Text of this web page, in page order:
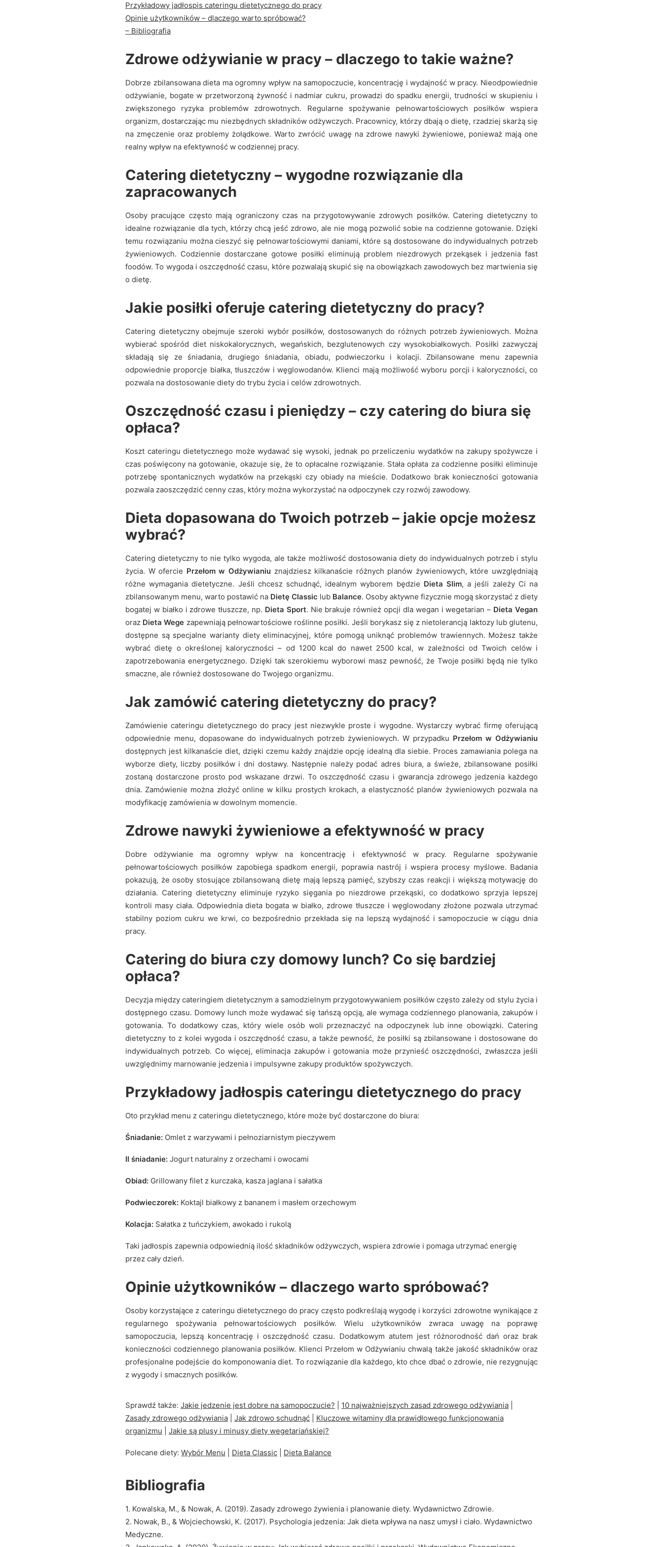
Przykładowy jadłospis cateringu dietetycznego do pracy
Opinie użytkowników – dlaczego warto spróbować?
– Bibliografia
Zdrowe odżywianie w pracy – dlaczego to takie ważne?
Dobrze zbilansowana dieta ma ogromny wpływ na samopoczucie, koncentrację i wydajność w pracy. Nieodpowiednie
odżywianie, bogate w przetworzoną żywność i nadmiar cukru, prowadzi do spadku energii, trudności w skupieniu i
zwiększonego ryzyka problemów zdrowotnych. Regularne spożywanie pełnowartościowych posiłków wspiera
organizm, dostarczając mu niezbędnych składników odżywczych. Pracownicy, którzy dbają o dietę, rzadziej skarżą się
na zmęczenie oraz problemy żołądkowe. Warto zwrócić uwagę na zdrowe nawyki żywieniowe, ponieważ mają one
realny wpływ na efektywność w codziennej pracy.
Catering dietetyczny – wygodne rozwiązanie dla
zapracowanych
Osoby pracujące często mają ograniczony czas na przygotowywanie zdrowych posiłków. Catering dietetyczny to
idealne rozwiązanie dla tych, którzy chcą jeść zdrowo, ale nie mogą pozwolić sobie na codzienne gotowanie. Dzięki
temu rozwiązaniu można cieszyć się pełnowartościowymi daniami, które są dostosowane do indywidualnych potrzeb
żywieniowych. Codziennie dostarczane gotowe posiłki eliminują problem niezdrowych przekąsek i jedzenia fast
foodów. To wygoda i oszczędność czasu, które pozwalają skupić się na obowiązkach zawodowych bez martwienia się
o dietę.
Jakie posiłki oferuje catering dietetyczny do pracy?
Catering dietetyczny obejmuje szeroki wybór posiłków, dostosowanych do różnych potrzeb żywieniowych. Można
wybierać spośród diet niskokalorycznych, wegańskich, bezglutenowych czy wysokobiałkowych. Posiłki zazwyczaj
składają się ze śniadania, drugiego śniadania, obiadu, podwieczorku i kolacji. Zbilansowane menu zapewnia
odpowiednie proporcje białka, tłuszczów i węglowodanów. Klienci mają możliwość wyboru porcji i kaloryczności, co
pozwala na dostosowanie diety do trybu życia i celów zdrowotnych.
Oszczędność czasu i pieniędzy – czy catering do biura się
opłaca?
Koszt cateringu dietetycznego może wydawać się wysoki, jednak po przeliczeniu wydatków na zakupy spożywcze i
czas poświęcony na gotowanie, okazuje się, że to opłacalne rozwiązanie. Stała opłata za codzienne posiłki eliminuje
potrzebę spontanicznych wydatków na przekąski czy obiady na mieście. Dodatkowo brak konieczności gotowania
pozwala zaoszczędzić cenny czas, który można wykorzystać na odpoczynek czy rozwój zawodowy.
Dieta dopasowana do Twoich potrzeb – jakie opcje możesz
wybrać?
Catering dietetyczny to nie tylko wygoda, ale także możliwość dostosowania diety do indywidualnych potrzeb i stylu
życia. W ofercie Przełom w Odżywianiuznajdziesz kilkanaście różnych planów żywieniowych, które uwzględniają
różne wymagania dietetyczne. Jeśli chcesz schudnąć, idealnym wyborem będzie Dieta Slim, a jeśli zależy Ci na
zbilansowanym menu, warto postawić na Dietę Classic lub Balance. Osoby aktywne fizycznie mogą skorzystać z diety
bogatej w białko i zdrowe tłuszcze, np. Dieta Sport. Nie brakuje również opcji dla wegan i wegetarian – Dieta Vegan
oraz Dieta Wege zapewniają pełnowartościowe roślinne posiłki. Jeśli borykasz się z nietolerancją laktozy lub glutenu,
dostępne są specjalne warianty diety eliminacyjnej, które pomogą uniknąć problemów trawiennych. Możesz także
wybrać dietę o określonej kaloryczności – od 1200 kcal do nawet 2500 kcal, w zależności od Twoich celów i
zapotrzebowania energetycznego. Dzięki tak szerokiemu wyborowi masz pewność, że Twoje posiłki będą nie tylko
smaczne, ale również dostosowane do Twojego organizmu.
Jak zamówić catering dietetyczny do pracy?
Zamówienie cateringu dietetycznego do pracy jest niezwykle proste i wygodne. Wystarczy wybrać firmę oferującą
odpowiednie menu, dopasowane do indywidualnych potrzeb żywieniowych. W przypadku Przełom w Odżywianiu
dostępnych jest kilkanaście diet, dzięki czemu każdy znajdzie opcję idealną dla siebie. Proces zamawiania polega na
wyborze diety, liczby posiłków i dni dostawy. Następnie należy podać adres biura, a świeże, zbilansowane posiłki
zostaną dostarczone prosto pod wskazane drzwi. To oszczędność czasu i gwarancja zdrowego jedzenia każdego
dnia. Zamówienie można złożyć online w kilku prostych krokach, a elastyczność planów żywieniowych pozwala na
modyfikację zamówienia w dowolnym momencie.
Zdrowe nawyki żywieniowe a efektywność w pracy
Dobre odżywianie ma ogromny wpływ na koncentrację i efektywność w pracy. Regularne spożywanie
pełnowartościowych posiłków zapobiega spadkom energii, poprawia nastrój i wspiera procesy myślowe. Badania
pokazują, że osoby stosujące zbilansowaną dietę mają lepszą pamięć, szybszy czas reakcji i większą motywację do
działania. Catering dietetyczny eliminuje ryzyko sięgania po niezdrowe przekąski, co dodatkowo sprzyja lepszej
kontroli masy ciała. Odpowiednia dieta bogata w białko, zdrowe tłuszcze i węglowodany złożone pozwala utrzymać
stabilny poziom cukru we krwi, co bezpośrednio przekłada się na lepszą wydajność i samopoczucie w ciągu dnia
pracy.
Catering do biura czy domowy lunch? Co się bardziej
opłaca?
Decyzja między cateringiem dietetycznym a samodzielnym przygotowywaniem posiłków często zależy od stylu życia i
dostępnego czasu. Domowy lunch może wydawać się tańszą opcją, ale wymaga codziennego planowania, zakupów i
gotowania. To dodatkowy czas, który wiele osób woli przeznaczyć na odpoczynek lub inne obowiązki. Catering
dietetyczny to z kolei wygoda i oszczędność czasu, a także pewność, że posiłki są zbilansowane i dostosowane do
indywidualnych potrzeb. Co więcej, eliminacja zakupów i gotowania może przynieść oszczędności, zwłaszcza jeśli
uwzględnimy marnowanie jedzenia i impulsywne zakupy produktów spożywczych.
Przykładowy jadłospis cateringu dietetycznego do pracy
Oto przykład menu z cateringu dietetycznego, które może być dostarczone do biura:
Śniadanie: Omlet z warzywami i pełnoziarnistym pieczywem
II śniadanie: Jogurt naturalny z orzechami i owocami
Obiad: Grillowany filet z kurczaka, kasza jaglana i sałatka
Podwieczorek: Koktajl białkowy z bananem i masłem orzechowym
Kolacja: Sałatka z tuńczykiem, awokado i rukolą
Taki jadłospis zapewnia odpowiednią ilość składników odżywczych, wspiera zdrowie i pomaga utrzymać energię
przez cały dzień.
Opinie użytkowników – dlaczego warto spróbować?
Osoby korzystające z cateringu dietetycznego do pracy często podkreślają wygodę i korzyści zdrowotne wynikające z
regularnego spożywania pełnowartościowych posiłków. Wielu użytkowników zwraca uwagę na poprawę
samopoczucia, lepszą koncentrację i oszczędność czasu. Dodatkowym atutem jest różnorodność dań oraz brak
konieczności codziennego planowania posiłków. Klienci Przełom w Odżywianiu chwalą także jakość składników oraz
profesjonalne podejście do komponowania diet. To rozwiązanie dla każdego, kto chce dbać o zdrowie, nie rezygnując
z wygody i smacznych posiłków.
Sprawdź także: Jakie jedzenie jest dobre na samopoczucie? 10 najważniejszych zasad zdrowego odżywiania
Zasady zdrowego odżywiania
Jak zdrowo schudnąć
Kluczowe witaminy dla prawidłowego funkcjonowania
organizmu
Jakie są plusy i minusy diety wegetariańskiej?
Polecane diety: Wybór Menu Dieta Classic Dieta Balance
Bibliografia
1. Kowalska, M., & Nowak, A. (2019). Zasady zdrowego żywienia i planowanie diety. Wydawnictwo Zdrowie.
2. Nowak, B., & Wojciechowski, K. (2017). Psychologia jedzenia: Jak dieta wpływa na nasz umysł i ciało. Wydawnictwo
Medyczne.